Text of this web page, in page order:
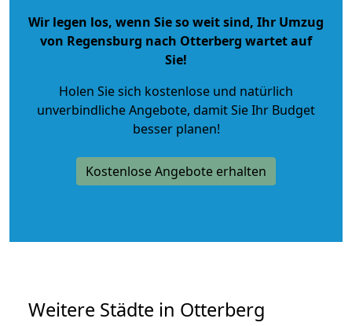
Wir legen los, wenn Sie so weit sind, Ihr Umzug
von Regensburg nach Otterberg wartet auf
Sie!
Holen Sie sich kostenlose und natürlich
unverbindliche Angebote, damit Sie Ihr Budget
besser planen!
Kostenlose Angebote erhalten
Weitere Städte in Otterberg